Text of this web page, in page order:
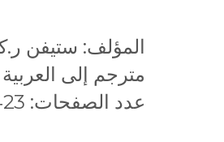
المؤلف: ستيفن
مترجم إلى العربية
عدد الصفحات: 423